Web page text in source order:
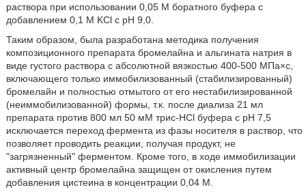
раствора при использовании 0,05 М боратного буфера с
добавлением 0,1 М KСl с рН 9,0.
Таким образом, была разработана методика получения
композиционного препарата бромелайна и альгината натрия в
виде густого раствора с абсолютной вязкостью 400-500 МПа×с,
включающего только иммобилизованный (стабилизированный)
бромелайн и полностью отмытого от его нестабилизированной
(неиммобилизованной) формы, т.к. после диализа 21 мл
препарата против 800 мл 50 мМ трис-HCl буфера с рН 7,5
исключается переход фермента из фазы носителя в раствор, что
позволяет проводить реакции, получая продукт, не
"загрязненный" ферментом. Кроме того, в ходе иммобилизации
активный центр бромелайна защищен от окисления путем
добавления цистеина в концентрации 0,04 М.